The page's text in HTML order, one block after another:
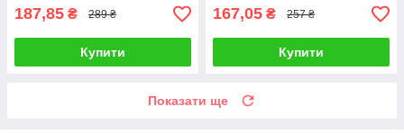
187,85 ₴ 289 ₴
Купити
167,05 ₴ 257 ₴
Купити
Показати ще